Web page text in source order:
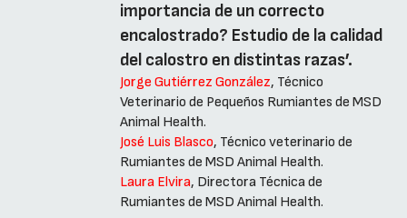
importancia de un correcto
encalostrado? Estudio de la calidad
del calostro en distintas razas’.
Jorge Gutiérrez González, Técnico
Veterinario de Pequeños Rumiantes de MSD
Animal Health.
José Luis Blasco, Técnico veterinario de
Rumiantes de MSD Animal Health.
Laura Elvira, Directora Técnica de
Rumiantes de MSD Animal Health.